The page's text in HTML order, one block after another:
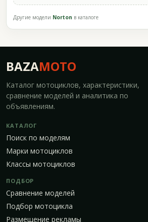
Другие модели Norton в каталоге
BAZAMOTO
Каталог мотоциклов, характеристики,
сравнение моделей и аналитика по
объявлениям.
КАТАЛОГ
Поиск по моделям
Марки мотоциклов
Классы мотоциклов
ПОДБОР
Сравнение моделей
Подбор мотоцикла
Размещение рекламы